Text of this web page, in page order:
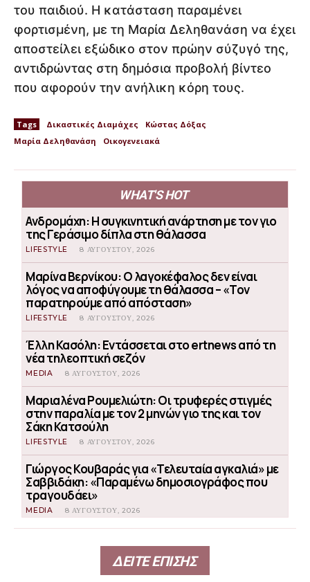
του παιδιού. Η κατάσταση παραμένει
φορτισμένη, με τη Μαρία Δεληθανάση να έχει
αποστείλει εξώδικο στον πρώην σύζυγό της,
αντιδρώντας στη δημόσια προβολή βίντεο
που αφορούν την ανήλικη κόρη τους.
Tags Δικαστικές Διαμάχες
Κώστας Δόξας
Μαρία Δεληθανάση
Οικογενειακά
WHAT'S HOT
Ανδρομάχη: Η συγκινητική ανάρτηση με τον γιο
της Γεράσιμο δίπλα στη θάλασσα
LIFESTYLE 8 ΑΥΓΟΎΣΤΟΥ, 2026
Μαρίνα Βερνίκου: Ο λαγοκέφαλος δεν είναι
λόγος να αποφύγουμε τη θάλασσα – «Τον
παρατηρούμε από απόσταση»
LIFESTYLE 8 ΑΥΓΟΎΣΤΟΥ, 2026
Έλλη Κασόλη: Εντάσσεται στο ertnews από τη
νέα τηλεοπτική σεζόν
MEDIA 8 ΑΥΓΟΎΣΤΟΥ, 2026
Μαριαλένα Ρουμελιώτη: Οι τρυφερές στιγμές
στην παραλία με τον 2 μηνών γιο της και τον
Σάκη Κατσούλη
LIFESTYLE 8 ΑΥΓΟΎΣΤΟΥ, 2026
Γιώργος Κουβαράς για «Τελευταία αγκαλιά» με
Σαββιδάκη: «Παραμένω δημοσιογράφος που
τραγουδάει»
MEDIA 8 ΑΥΓΟΎΣΤΟΥ, 2026
ΔΕΙΤΕ ΕΠΙΣΗΣ